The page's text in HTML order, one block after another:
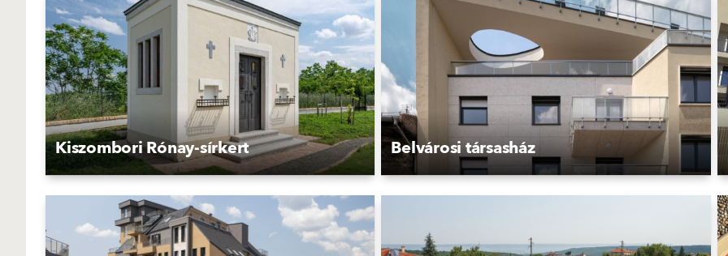
Kiszombori Rónay-sírkert Belvárosi társasház